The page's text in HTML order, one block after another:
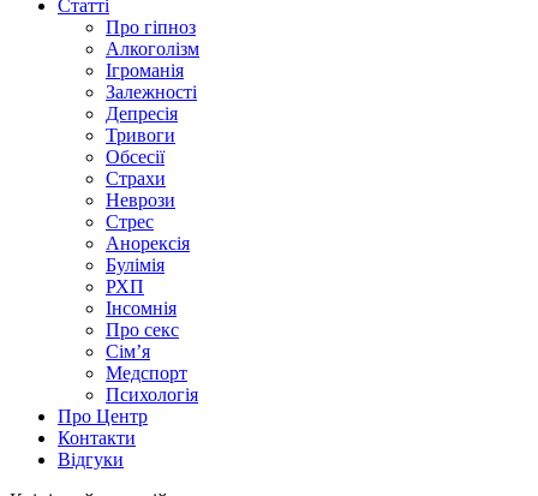
Статті
Про гіпноз
Алкоголізм
Ігроманія
Залежності
Депресія
Тривоги
Обсесії
Страхи
Неврози
Стрес
Анорексія
Булімія
РХП
Інсомнія
Про секс
Сім’я
Медспорт
Психологія
Про Центр
Контакти
Відгуки